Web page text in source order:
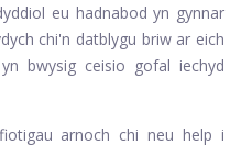
eu hadnabod yn gynnar
chi'n datblygu briw ar eich
bwysig ceisio gofal iechyd
arnoch chi neu help i